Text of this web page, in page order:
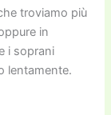
troviamo più
in
i soprani
lentamente.